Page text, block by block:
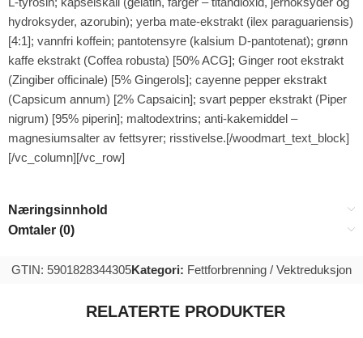
hydroksyder, azorubin); yerba mate-ekstrakt (ilex paraguariensis)
[4:1]; vannfri koffein; pantotensyre (kalsium D-pantotenat); grønn
kaffe ekstrakt (Coffea robusta) [50% ACG]; Ginger root ekstrakt
(Zingiber officinale) [5% Gingerols]; cayenne pepper ekstrakt
(Capsicum annum) [2% Capsaicin]; svart pepper ekstrakt (Piper
nigrum) [95% piperin]; maltodextrins; anti-kakemiddel –
magnesiumsalter av fettsyrer; risstivelse.[/woodmart_text_block]
[/vc_column][/vc_row]
Næringsinnhold
Omtaler (0)
GTIN: 5901828344305Kategori: Fettforbrenning / Vektreduksjon
RELATERTE PRODUKTER